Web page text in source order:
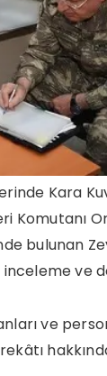
Kara
Komutanı
bulunan
inceleme ve
ve